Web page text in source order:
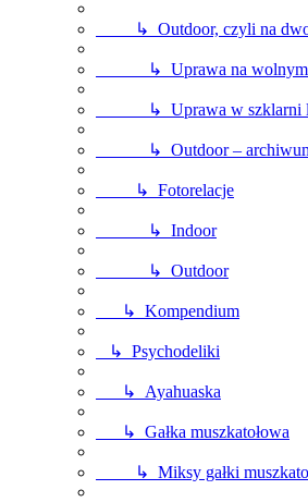
↳ Outdoor, czyli na
↳ Uprawa na wolnym
↳ Uprawa w szklarni lub
↳ Outdoor –
↳ Fotorelacje
↳ Indoor
↳ Outdoor
↳ Kompendium
↳ Psychodeliki
↳ Ayahuaska
↳ Gałka muszkatołowa
↳ Miksy gałki